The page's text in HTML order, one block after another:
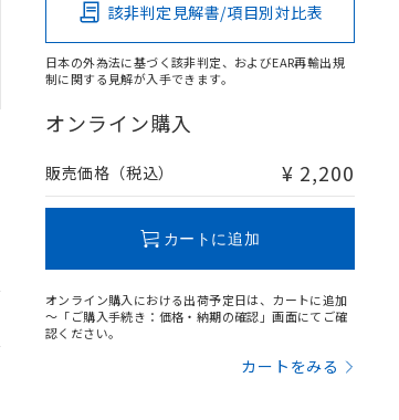
該非判定見解書/項目別対比表
日本の外為法に基づく該非判定、およびEAR再輸出規
制に関する見解が入手できます。
オンライン購入
販売価格（税込） ¥ 2,200
カートに追加
オンライン購入における出荷予定日は、カートに追加
～「ご購入手続き：価格・納期の確認」画面にてご確
認ください。
カートをみる